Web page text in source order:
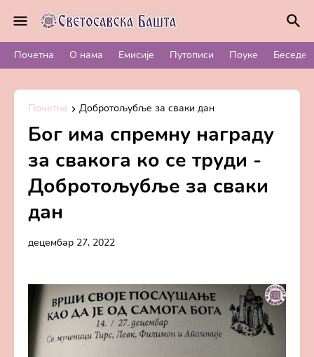
Почетна О нама Емисије Путописи Поуке Беседе
Почетна Добротољубље за сваки дан
Бог има спремну награду
за свакога ко се труди -
Добротољубље за сваки
дан
децембар 27, 2022